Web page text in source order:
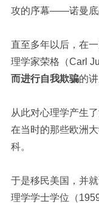
攻的序幕——诺曼底
直至多年以后，在
理学家荣格（Carl
而进行自我欺骗的讲
从此对心理学产生
在当时的那些欧洲
科。
于是移民美国，并
理学学士学位（